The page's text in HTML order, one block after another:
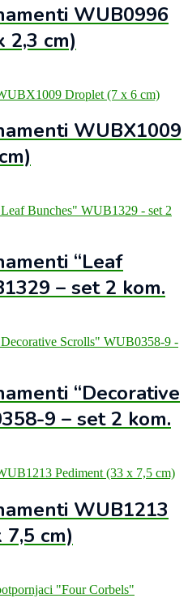
WUB0996
2,3 cm)
WUBX1009
“Leaf
– set 2 kom.
“Decorative
9 – set 2 kom.
WUB1213
cm)